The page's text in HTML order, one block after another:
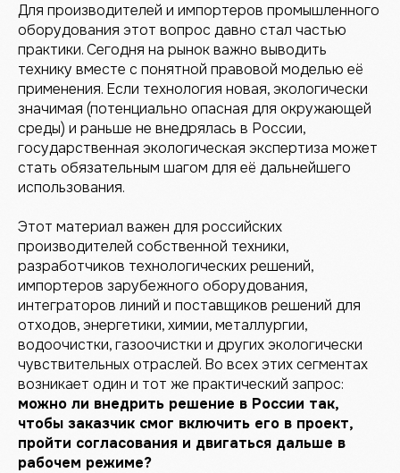
Для производителей и импортеров промышленного
оборудования этот вопрос давно стал частью
практики. Сегодня на рынок важно выводить
технику вместе с понятной правовой моделью её
применения. Если технология новая, экологически
значимая (потенциально опасная для окружающей
среды) и раньше не внедрялась в России,
государственная экологическая экспертиза может
стать обязательным шагом для её дальнейшего
использования.
Этот материал важен для российских
производителей собственной техники,
разработчиков технологических решений,
импортеров зарубежного оборудования,
интеграторов линий и поставщиков решений для
отходов, энергетики, химии, металлургии,
водоочистки, газоочистки и других экологически
чувствительных отраслей. Во всех этих сегментах
возникает один и тот же практический запрос:
можно ли внедрить решение в России так,
чтобы заказчик смог включить его в проект,
пройти согласования и двигаться дальше в
рабочем режиме?